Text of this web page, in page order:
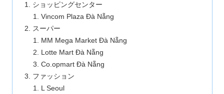
ショッピングセンター
Vincom Plaza Đà Nẵng
スーパー
MM Mega Market Đà Nẵng
Lotte Mart Đà Nẵng
Co.opmart Đà Nẵng
ファッション
L Seoul